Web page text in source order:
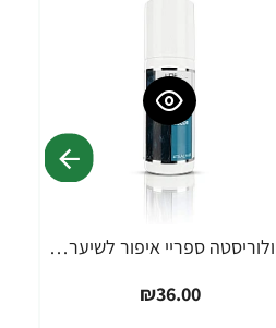
קולוריסטה ספריי איפור לשיער טורקיז 100 גרם - מבית L'OREAL PARIS
₪36.00